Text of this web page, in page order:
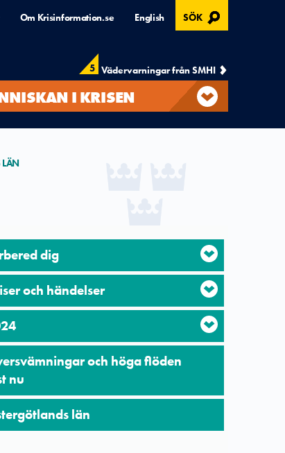
Om Krisinformation.se English SÖK , ÖPPNAS I MODAL
5 Vädervarningar från SMHI
I KRISEN
LÄN
dig
och händelser
och höga flöden
nu
län